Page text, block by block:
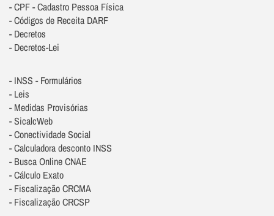
- CPF - Cadastro Pessoa Física
- Códigos de Receita DARF
- Decretos
- Decretos-Lei
- INSS - Formulários
- Leis
- Medidas Provisórias
- SicalcWeb
- Conectividade Social
- Calculadora desconto INSS
- Busca Online CNAE
- Cálculo Exato
- Fiscalização CRCMA
- Fiscalização CRCSP